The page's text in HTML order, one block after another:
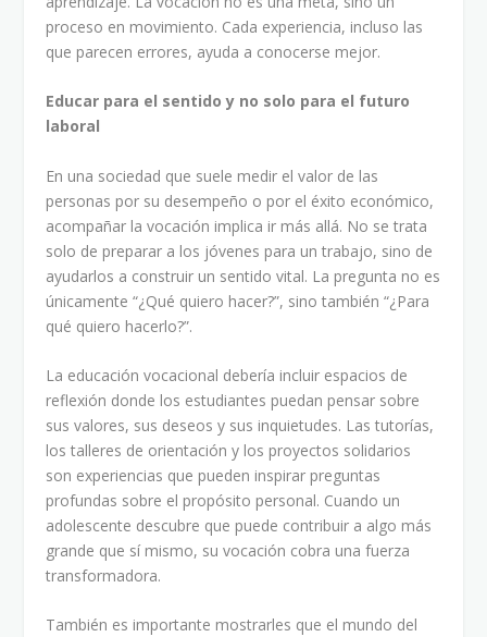
proceso en movimiento. Cada experiencia, incluso las
que parecen errores, ayuda a conocerse mejor.
Educar para el sentido y no solo para el futuro
laboral
En una sociedad que suele medir el valor de las
personas por su desempeño o por el éxito económico,
acompañar la vocación implica ir más allá. No se trata
solo de preparar a los jóvenes para un trabajo, sino de
ayudarlos a construir un sentido vital. La pregunta no es
únicamente “¿Qué quiero hacer?”, sino también “¿Para
qué quiero hacerlo?”.
La educación vocacional debería incluir espacios de
reflexión donde los estudiantes puedan pensar sobre
sus valores, sus deseos y sus inquietudes. Las tutorías,
los talleres de orientación y los proyectos solidarios
son experiencias que pueden inspirar preguntas
profundas sobre el propósito personal. Cuando un
adolescente descubre que puede contribuir a algo más
grande que sí mismo, su vocación cobra una fuerza
transformadora.
También es importante mostrarles que el mundo del